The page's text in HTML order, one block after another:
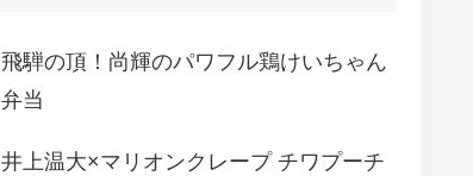
飛騨の頂！尚輝のパワフル鶏けいちゃん
弁当
井上温大×マリオンクレープ チワプーチ